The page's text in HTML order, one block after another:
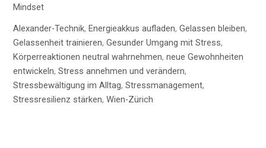
Mindset
Alexander-Technik,Energieakkus aufladen,Gelassen bleiben,
Gelassenheit trainieren,Gesunder Umgang mit Stress,
Körperreaktionen neutral wahrnehmen,neue Gewohnheiten
entwickeln,Stress annehmen und verändern,
Stressbewältigung im Alltag,Stressmanagement,
Stressresilienz stärken,Wien-Zürich